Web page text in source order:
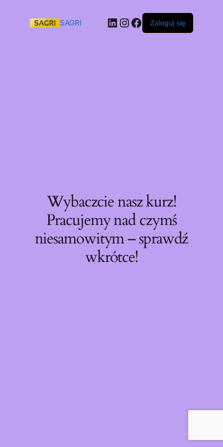
SAGRI Zaloguj się
Wybaczcie nasz kurz!
Pracujemy nad czymś
niesamowitym – sprawdź
wkrótce!